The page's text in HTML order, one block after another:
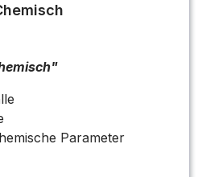
Parameter